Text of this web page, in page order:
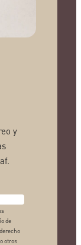
y
de
otros